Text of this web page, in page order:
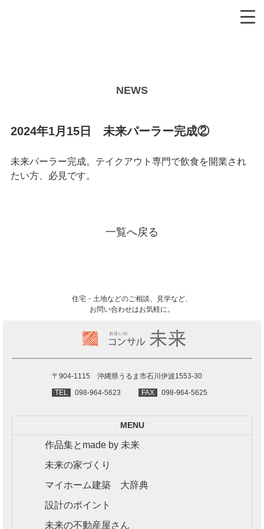
NEWS
2024年1月15日 未来パーラー完成②
未来パーラー完成。テイクアウト専門で飲食を開業され
たい方、必見です。
一覧へ戻る
住宅・土地などのご相談、見学など、
お問い合わせはお気軽に。
〒904-1115 沖縄県うるま市石川伊波1553-30
TEL
098-964-5623 FAX 098-964-5625
MENU
作品集とmade by 未来
未来の家づくり
マイホーム建築 大辞典
設計のポイント
未来の不動産屋さん